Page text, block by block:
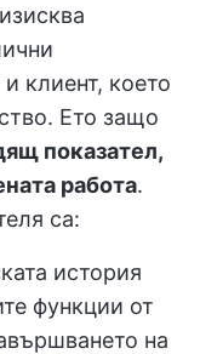
клиент, което
Ето защо
показател,
работа.
са:
история
функции от
на